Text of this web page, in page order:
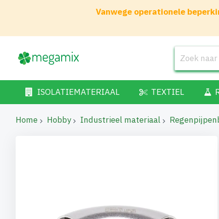
Vanwege operationele
ISOLATIEMATERIAAL TEXTIEL
Home Hobby Industrieel materiaal